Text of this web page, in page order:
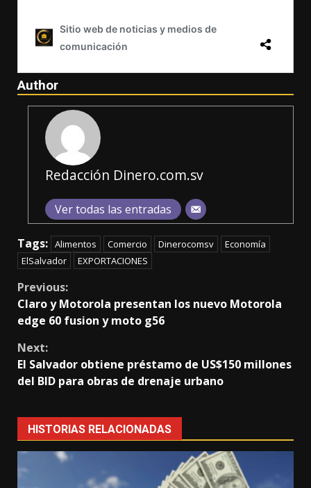
Author
Redacción Dinero.com.sv
Ver todas las entradas
Tags: Alimentos Comercio Dinerocomsv
Economía
ElSalvador
EXPORTACIONES
Continue
Reading
Previous:
Claro y Motorola presentan los nuevo Motorola
edge 60 fusion y moto g56
Next:
El Salvador obtiene préstamo de US$150 millones
del BID para obras de drenaje urbano
HISTORIAS RELACIONADAS